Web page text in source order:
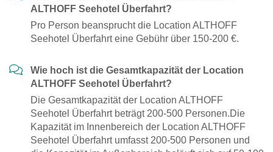
ALTHOFF Seehotel Überfahrt?
Pro Person beansprucht die Location ALTHOFF
Seehotel Überfahrt eine Gebühr über 150-200 €.
Wie hoch ist die Gesamtkapazität der Location
ALTHOFF Seehotel Überfahrt?
Die Gesamtkapazität der Location ALTHOFF
Seehotel Überfahrt beträgt 200-500 Personen.Die
Kapazität im Innenbereich der Location ALTHOFF
Seehotel Überfahrt umfasst 200-500 Personen und